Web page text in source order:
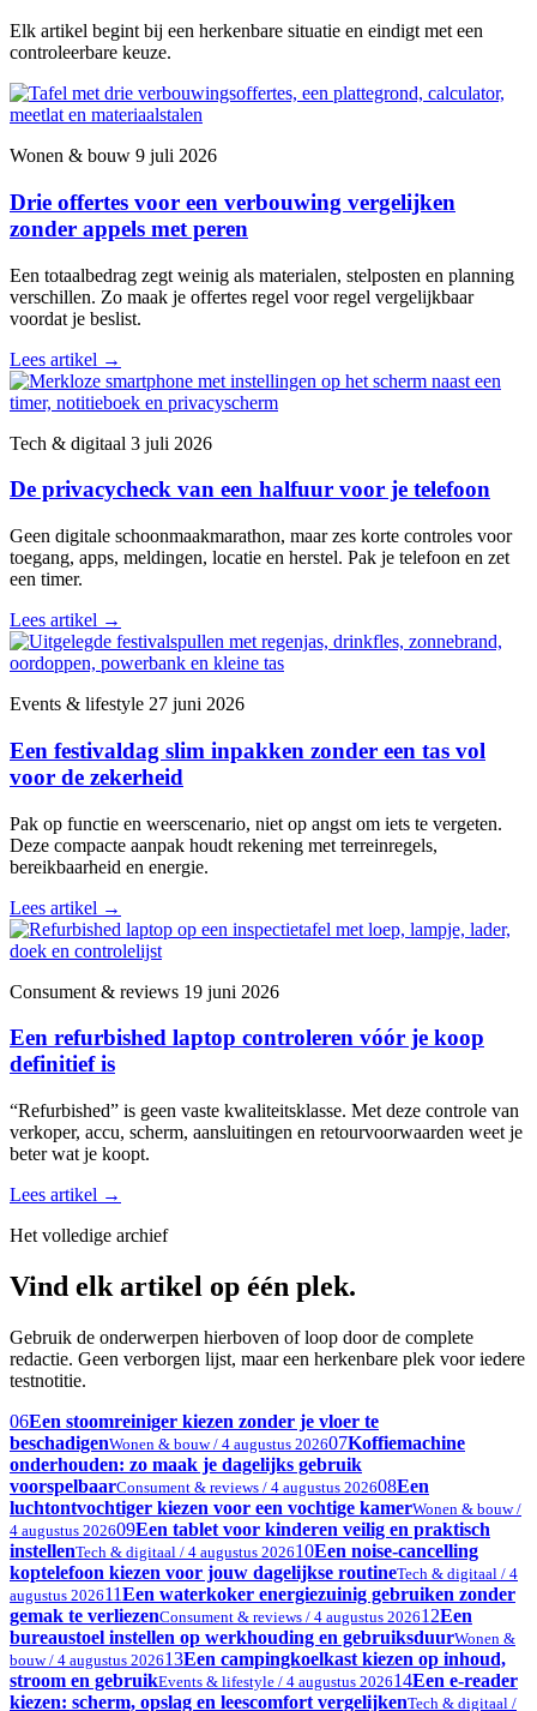
Elk artikel begint bij een herkenbare situatie en eindigt met een
controleerbare keuze.
Wonen & bouw 9 juli 2026
Drie offertes voor een verbouwing vergelijken
zonder appels met peren
Een totaalbedrag zegt weinig als materialen, stelposten en planning
verschillen. Zo maak je offertes regel voor regel vergelijkbaar
voordat je beslist.
Lees artikel →
Tech & digitaal 3 juli 2026
De privacycheck van een halfuur voor je telefoon
Geen digitale schoonmaakmarathon, maar zes korte controles voor
toegang, apps, meldingen, locatie en herstel. Pak je telefoon en zet
een timer.
Lees artikel →
Events & lifestyle 27 juni 2026
Een festivaldag slim inpakken zonder een tas vol
voor de zekerheid
Pak op functie en weerscenario, niet op angst om iets te vergeten.
Deze compacte aanpak houdt rekening met terreinregels,
bereikbaarheid en energie.
Lees artikel →
Consument & reviews 19 juni 2026
Een refurbished laptop controleren vóór je koop
definitief is
“Refurbished” is geen vaste kwaliteitsklasse. Met deze controle van
verkoper, accu, scherm, aansluitingen en retourvoorwaarden weet je
beter wat je koopt.
Lees artikel →
Het volledige archief
Vind elk artikel op één plek.
Gebruik de onderwerpen hierboven of loop door de complete
redactie. Geen verborgen lijst, maar een herkenbare plek voor iedere
testnotitie.
06Een stoomreiniger kiezen zonder je vloer te
beschadigenWonen & bouw / 4 augustus 202607Koffiemachine
onderhouden: zo maak je dagelijks gebruik
voorspelbaarConsument & reviews / 4 augustus 202608Een
luchtontvochtiger kiezen voor een vochtige kamerWonen & bouw /
4 augustus 202609Een tablet voor kinderen veilig en praktisch
instellenTech & digitaal / 4 augustus 202610Een noise-cancelling
koptelefoon kiezen voor jouw dagelijkse routineTech & digitaal / 4
augustus 202611Een waterkoker energiezuinig gebruiken zonder
gemak te verliezenConsument & reviews / 4 augustus 202612Een
bureaustoel instellen op werkhouding en gebruiksduurWonen &
bouw / 4 augustus 202613Een campingkoelkast kiezen op inhoud,
stroom en gebruikEvents & lifestyle / 4 augustus 202614Een e-reader
kiezen: scherm, opslag en leescomfort vergelijkenTech & digitaal /